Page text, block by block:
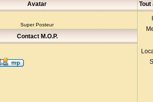
Avatar Tout
Super Posteur
Contact M.O.P.